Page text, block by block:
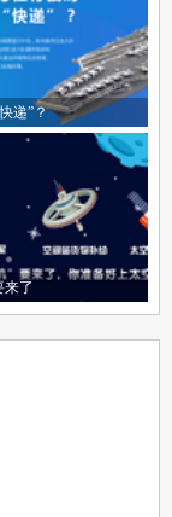
递”？
来了